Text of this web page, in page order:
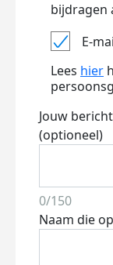
bijdragen
E-
Lees hier
Jouw
(optioneel)
0/150
Naam die